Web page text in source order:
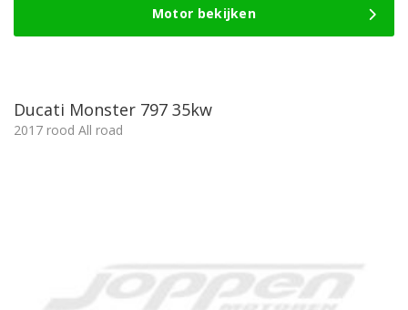
Motor bekijken
Ducati Monster 797 35kw
2017 rood All road